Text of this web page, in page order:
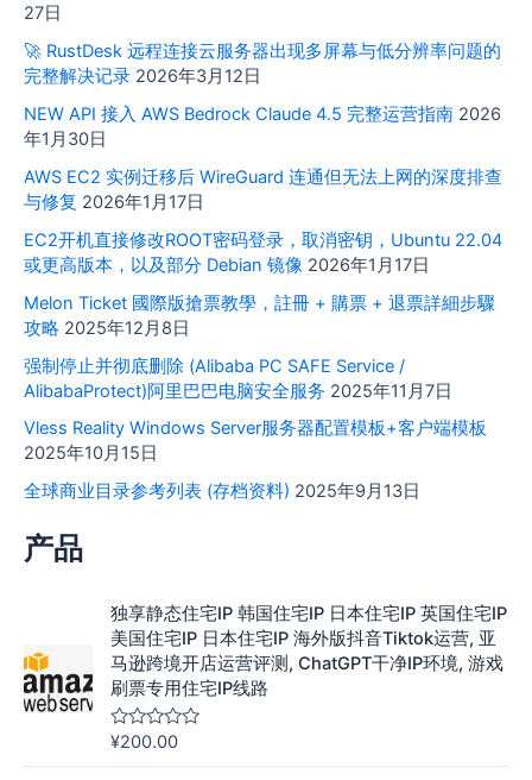
27日
🚀 RustDesk 远程连接云服务器出现多屏幕与低分辨率问题的
完整解决记录 2026年3月12日
NEW API 接入 AWS Bedrock Claude 4.5 完整运营指南 2026
年1月30日
AWS EC2 实例迁移后 WireGuard 连通但无法上网的深度排查
与修复 2026年1月17日
EC2开机直接修改ROOT密码登录，取消密钥，Ubuntu 22.04
或更高版本，以及部分 Debian 镜像 2026年1月17日
Melon Ticket 國際版搶票教學，註冊 + 購票 + 退票詳細步驟
攻略 2025年12月8日
强制停止并彻底删除 (Alibaba PC SAFE Service /
AlibabaProtect)阿里巴巴电脑安全服务 2025年11月7日
Vless Reality Windows Server服务器配置模板+客户端模板
2025年10月15日
全球商业目录参考列表 (存档资料) 2025年9月13日
产品
独享静态住宅IP 韩国住宅IP 日本住宅IP 英国住宅IP
美国住宅IP 日本住宅IP 海外版抖音Tiktok运营, 亚
马逊跨境开店运营评测, ChatGPT干净IP环境, 游戏
刷票专用住宅IP线路
评
¥200.00